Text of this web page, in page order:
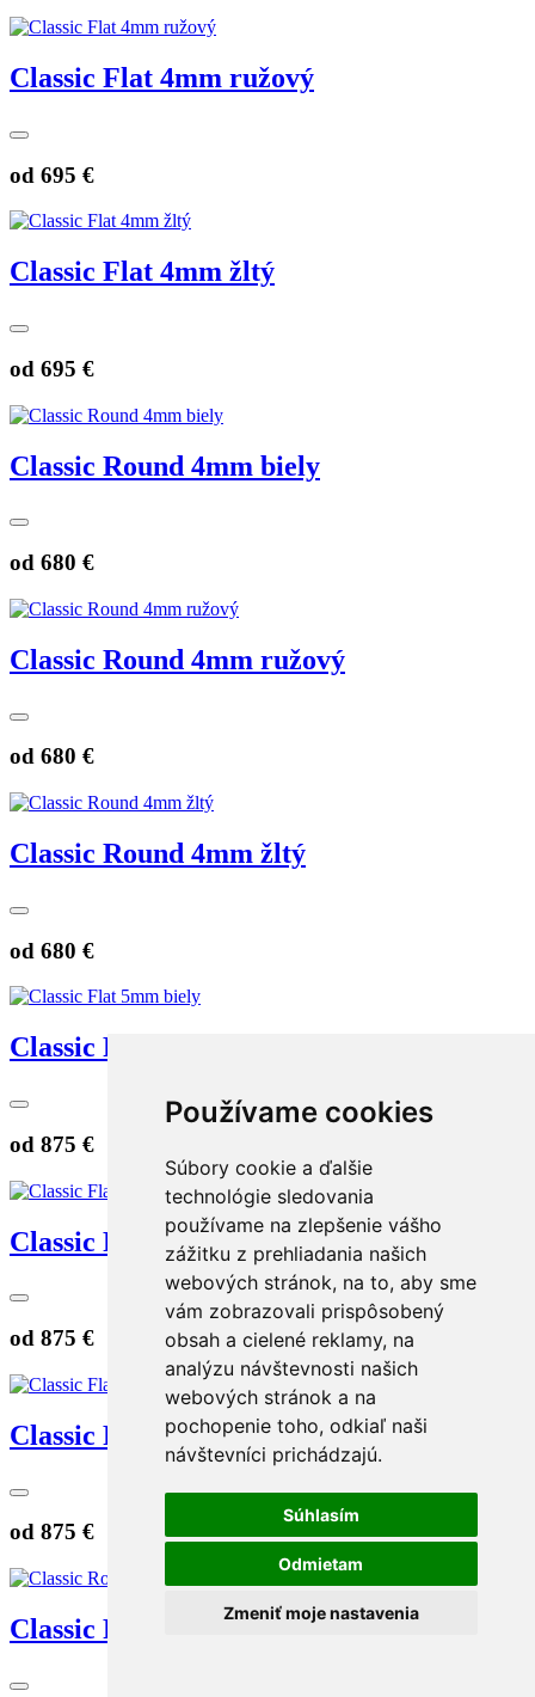
Používame cookies
Súbory cookie a ďalšie
technológie sledovania
používame na zlepšenie vášho
zážitku z prehliadania našich
webových stránok, na to, aby sme
vám zobrazovali prispôsobený
obsah a cielené reklamy, na
analýzu návštevnosti našich
webových stránok a na
pochopenie toho, odkiaľ naši
návštevníci prichádzajú.
Súhlasím
Odmietam
Zmeniť moje nastavenia
Classic Flat 4mm ružový
od 695 €
Classic Flat 4mm žltý
od 695 €
Classic Round 4mm biely
od 680 €
Classic Round 4mm ružový
od 680 €
Classic Round 4mm žltý
od 680 €
Classic Flat 5mm biely
od 875 €
Classic Flat 5mm ružový
od 875 €
Classic Flat 5mm žltý
od 875 €
Classic Round 5mm biely